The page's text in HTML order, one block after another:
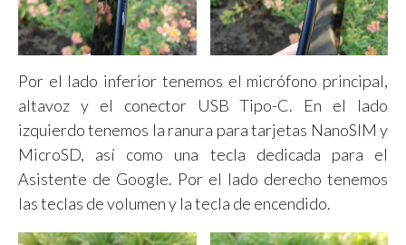
Por el lado inferior tenemos el micrófono principal,
altavoz y el conector USB Tipo-C. En el lado
izquierdo tenemos la ranura para tarjetas NanoSIM y
MicroSD, así como una tecla dedicada para el
Asistente de Google. Por el lado derecho tenemos
las teclas de volumen y la tecla de encendido.